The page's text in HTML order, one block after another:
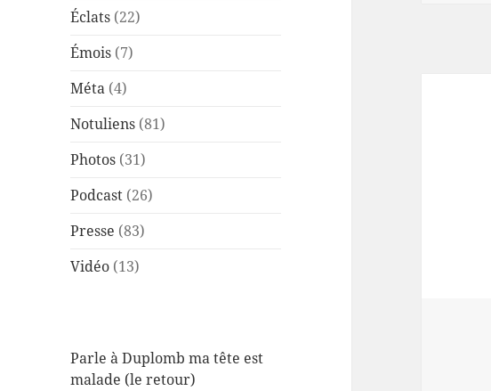
Éclats (22)
Émois (7)
Méta (4)
Notuliens (81)
Photos (31)
Podcast (26)
Presse (83)
Vidéo (13)
Parle à Duplomb ma tête est
malade (le retour)